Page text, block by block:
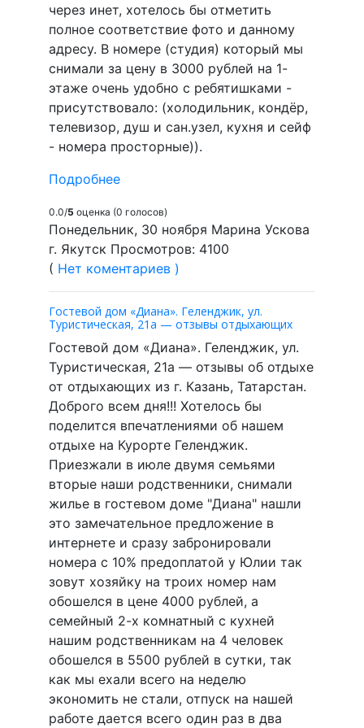
через инет, хотелось бы отметить
полное соответствие фото и данному
адресу. В номере (студия) который мы
снимали за цену в 3000 рублей на 1-
этаже очень удобно с ребятишками -
присутствовало: (холодильник, кондёр,
телевизор, душ и сан.узел, кухня и сейф
- номера просторные)).
Подробнее
0.0/5 оценка (0 голосов)
Понедельник, 30 ноября Марина Ускова
г. Якутск Просмотров: 4100
( Нет коментариев )
Гостевой дом «Диана». Геленджик, ул.
Туристическая, 21а — отзывы отдыхающих
Гостевой дом «Диана». Геленджик, ул.
Туристическая, 21а — отзывы об отдыхе
от отдыхающих из г. Казань, Татарстан.
Доброго всем дня!!! Хотелось бы
поделится впечатлениями об нашем
отдыхе на Курорте Геленджик.
Приезжали в июле двумя семьями
вторые наши родственники, снимали
жилье в гостевом доме "Диана" нашли
это замечательное предложение в
интернете и сразу забронировали
номера с 10% предоплатой у Юлии так
зовут хозяйку на троих номер нам
обошелся в цене 4000 рублей, а
семейный 2-х комнатный с кухней
нашим родственникам на 4 человек
обошелся в 5500 рублей в сутки, так
как мы ехали всего на неделю
экономить не стали, отпуск на нашей
работе дается всего один раз в два